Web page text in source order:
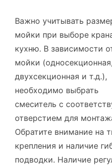
Важно учитывать
мойки при выборе
кухню. В зависимости
мойки (односекционная,
двухсекционная и т.д.),
необходимо выбрать
смеситель с
отверстием для
Обратите внимание на
крепления и наличие
подводки. Наличие